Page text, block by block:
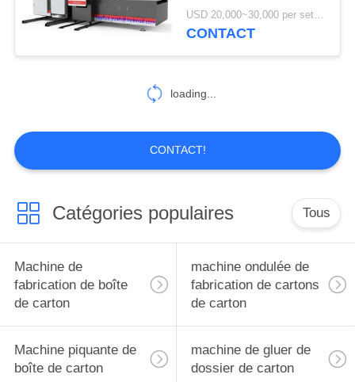
machine de
découpeuse
8
Slotter rotatoire
10
empâtage automatique
empaquetant la bande
USD 20,000~30,000 per set MOQ:1 ensemble
CONTACT
loading...
CONTACT!
Catégories populaires Tous
Machine de
fabrication de boîte
de carton
machine ondulée de
fabrication de cartons
de carton
Machine piquante de
boîte de carton
machine de gluer de
dossier de carton